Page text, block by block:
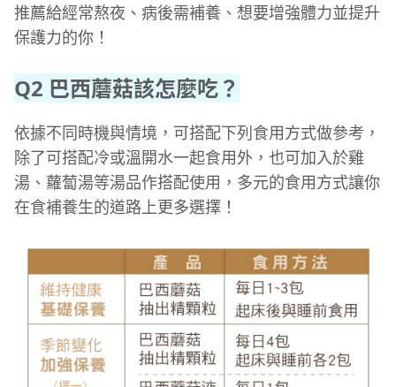
推薦給經常熬夜、病後需補養、想要增強體力並提升
保護力的你！
Q2 巴西蘑菇該怎麼吃？
依據不同時機與情境，可搭配下列食用方式做參考，
除了可搭配冷或溫開水一起食用外，也可加入於雞
湯、蘿蔔湯等湯品作搭配使用，多元的食用方式讓你
在食補養生的道路上更多選擇！